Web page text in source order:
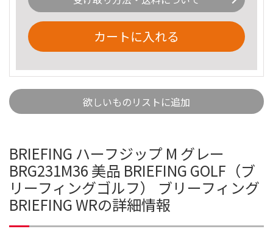
カートに入れる
欲しいものリストに追加
BRIEFING ハーフジップ M グレー
BRG231M36 美品 BRIEFING GOLF（ブ
リーフィングゴルフ） ブリーフィング
BRIEFING WRの詳細情報